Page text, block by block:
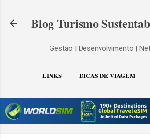
Blog Turismo
Gestão | Desenvolvimento |
LINKS DICAS DE VIAGEM
CONTATO